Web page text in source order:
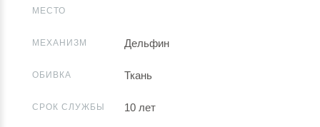
МЕСТО
МЕХАНИЗМ Дельфин
ОБИВКА Ткань
СРОК СЛУЖБЫ 10 лет